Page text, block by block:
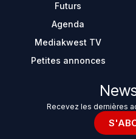
Futurs
Agenda
Mediakwest TV
Petites annonces
Recevez les dernières